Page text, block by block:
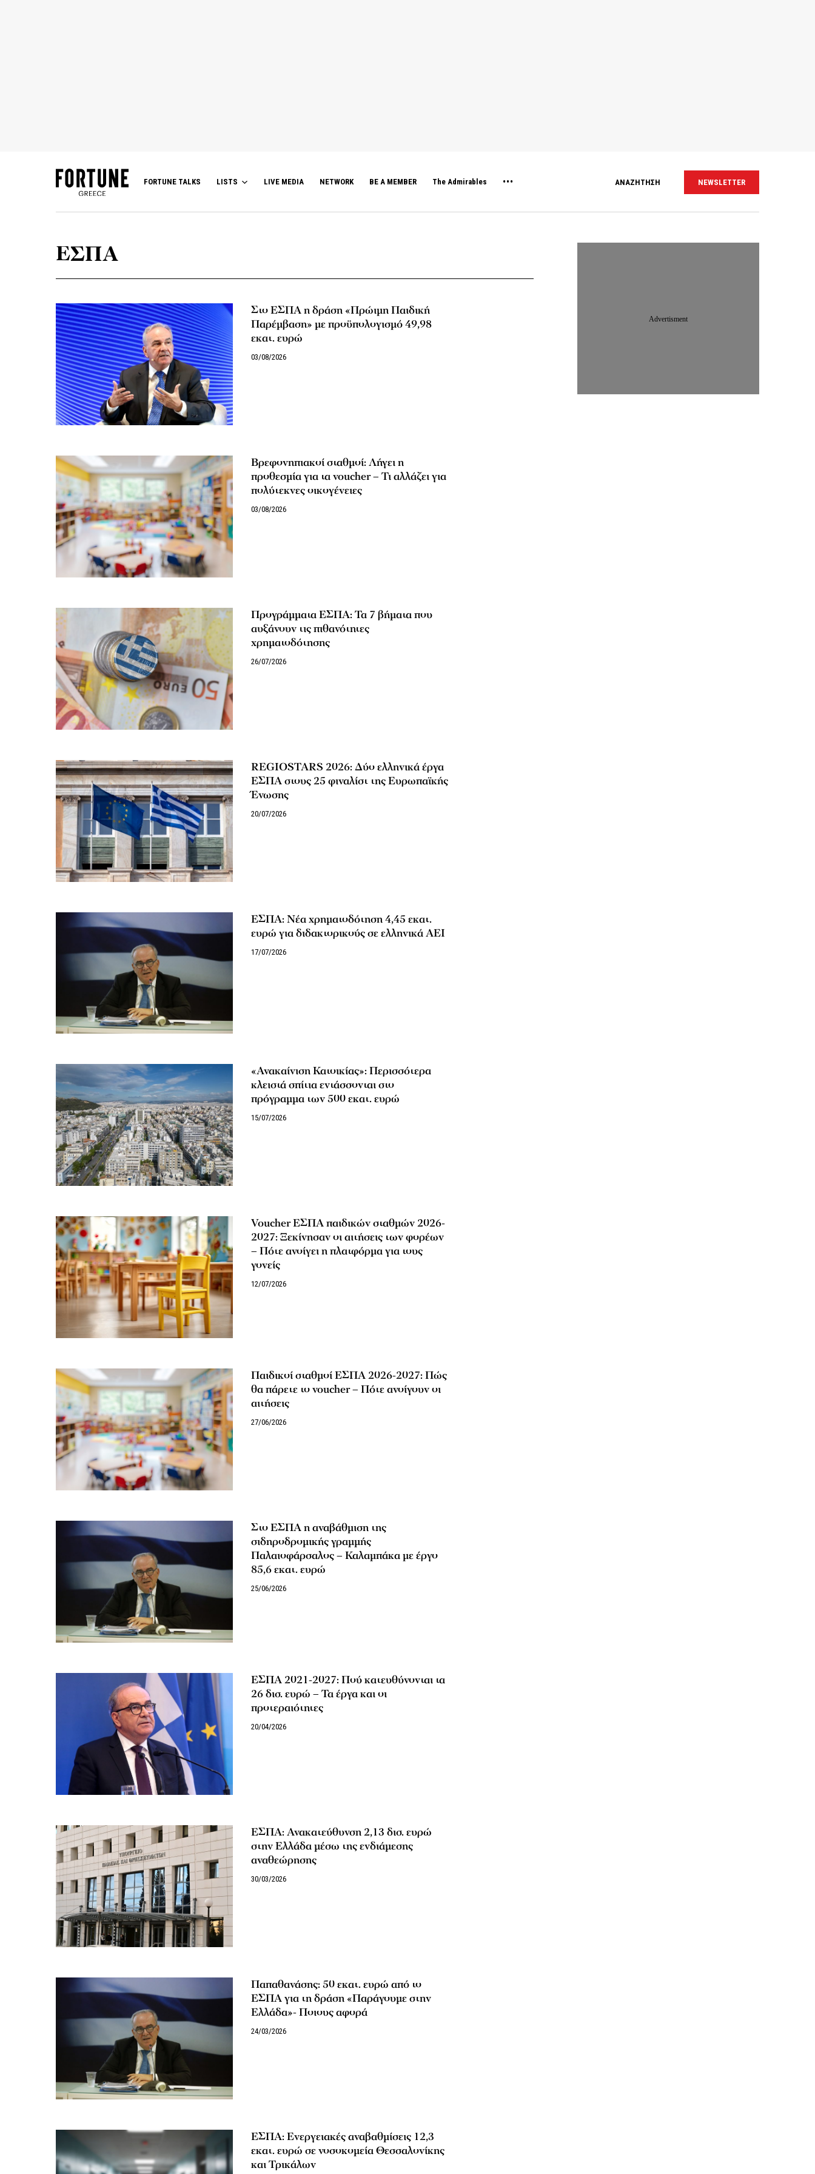
FORTUNE TALKS LISTS LIVE MEDIA NETWORK BE A MEMBER The Admirables ΑΝΑΖΗΤΗΣΗ NEWSLETTER
ΕΣΠΑ
Στο ΕΣΠΑ η δράση «Πρώιμη Παιδική
Παρέμβαση» με προϋπολογισμό 49,98
εκατ. ευρώ
03/08/2026
Βρεφονηπιακοί σταθμοί: Λήγει η
προθεσμία για τα voucher – Τι αλλάζει για
πολύτεκνες οικογένειες
03/08/2026
Προγράμματα ΕΣΠΑ: Τα 7 βήματα που
αυξάνουν τις πιθανότητες
χρηματοδότησης
26/07/2026
REGIOSTARS 2026: Δύο ελληνικά έργα
ΕΣΠΑ στους 25 φιναλίστ της Ευρωπαϊκής
Ένωσης
20/07/2026
ΕΣΠΑ: Νέα χρηματοδότηση 4,45 εκατ.
ευρώ για διδακτορικούς σε ελληνικά ΑΕΙ
17/07/2026
«Ανακαίνιση Κατοικίας»: Περισσότερα
κλειστά σπίτια εντάσσονται στο
πρόγραμμα των 500 εκατ. ευρώ
15/07/2026
Voucher ΕΣΠΑ παιδικών σταθμών 2026-
2027: Ξεκίνησαν οι αιτήσεις των φορέων
– Πότε ανοίγει η πλατφόρμα για τους
γονείς
12/07/2026
Παιδικοί σταθμοί ΕΣΠΑ 2026-2027: Πώς
θα πάρετε το voucher – Πότε ανοίγουν οι
αιτήσεις
27/06/2026
Στο ΕΣΠΑ η αναβάθμιση της
σιδηροδρομικής γραμμής
Παλαιοφάρσαλος – Καλαμπάκα με έργο
85,6 εκατ. ευρώ
25/06/2026
ΕΣΠΑ 2021-2027: Πού κατευθύνονται τα
26 δισ. ευρώ – Τα έργα και οι
προτεραιότητες
20/04/2026
ΕΣΠΑ: Ανακατεύθυνση 2,13 δισ. ευρώ
στην Ελλάδα μέσω της ενδιάμεσης
αναθεώρησης
30/03/2026
Παπαθανάσης: 50 εκατ. ευρώ από το
ΕΣΠΑ για τη δράση «Παράγουμε στην
Ελλάδα»- Ποιους αφορά
24/03/2026
ΕΣΠΑ: Ενεργειακές αναβαθμίσεις 12,3
εκατ. ευρώ σε νοσοκομεία Θεσσαλονίκης
και Τρικάλων